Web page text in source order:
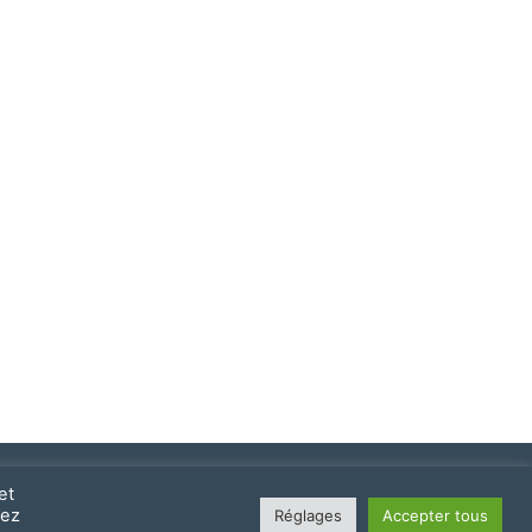
Réglages Accepter tous